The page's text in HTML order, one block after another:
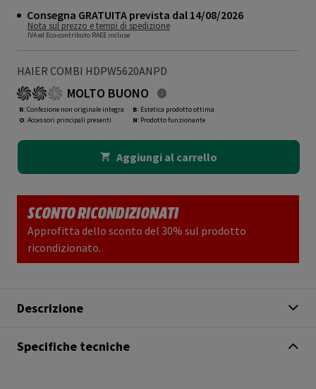
Consegna GRATUITA prevista dal 14/08/2026
Nota sul prezzo e tempi di spedizione
IVA ed Eco-contributo RAEE incluse
HAIER COMBI HDPW5620ANPD
MOLTO BUONO
R: Confezione non originale integra
O: Accessori principali presenti
B: Estetica prodotto ottima
N: Prodotto funzionante
Aggiungi al carrello
SCONTO RICONDIZIONATI
Approfitta dello sconto del 30% sul prodotto
ricondizionato.
Descrizione
Specifiche tecniche